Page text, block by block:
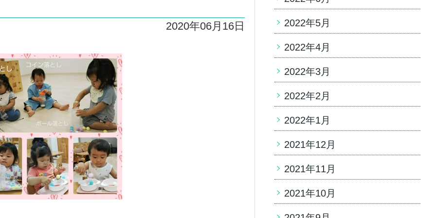
2020年06月16日 2022年5月
2022年4月
2022年3月
2022年2月
2022年1月
2021年12月
2021年11月
2021年10月